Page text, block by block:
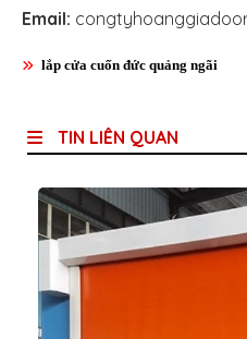
Email:
lắp cửa cuốn đức quảng ngãi
TIN LIÊN QUAN